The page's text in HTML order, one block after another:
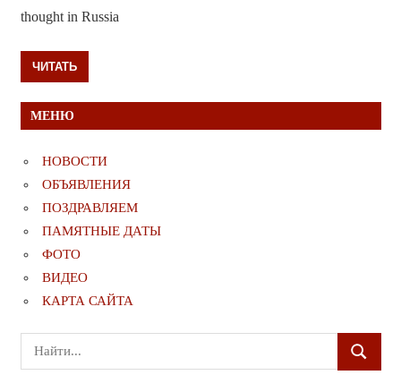
thought in Russia
ЧИТАТЬ
МЕНЮ
НОВОСТИ
ОБЪЯВЛЕНИЯ
ПОЗДРАВЛЯЕМ
ПАМЯТНЫЕ ДАТЫ
ФОТО
ВИДЕО
КАРТА САЙТА
Поиск
для:
ПОИСК